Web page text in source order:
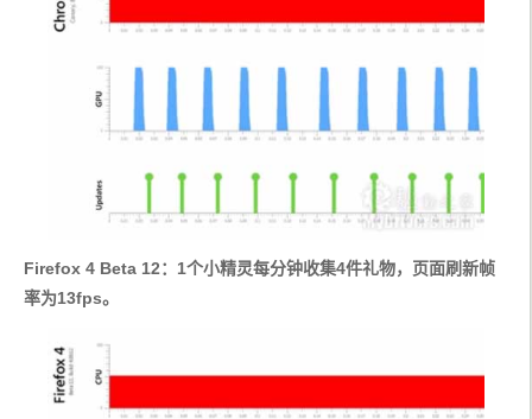
Firefox 4 Beta 12：1个小精灵每分钟收集4件礼物，页面刷新帧
率为13fps。